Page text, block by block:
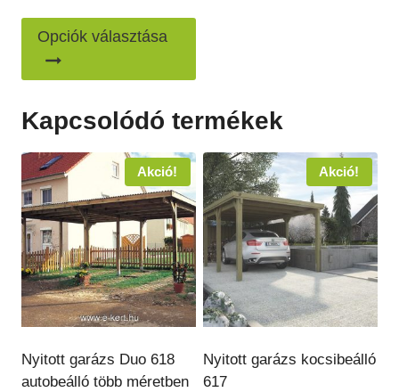
988
Opciók választása
terméknek
variációja
van.
A
változatok
a
termékoldalon
választhatók
ki
Kapcsolódó termékek
Akció!
Nyitott garázs Duo 618
autobeálló több méretben
Akció!
Nyitott garázs kocsibeálló
617